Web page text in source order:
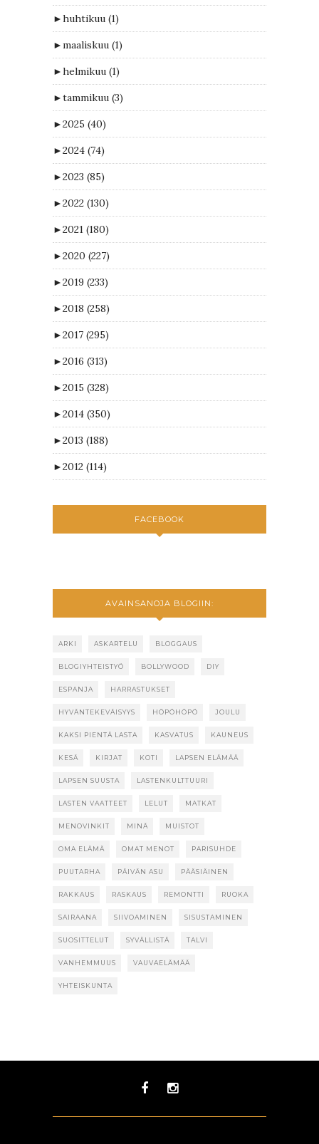
►huhtikuu (1)
►maaliskuu (1)
►helmikuu (1)
►tammikuu (3)
►2025 (40)
►2024 (74)
►2023 (85)
►2022 (130)
►2021 (180)
►2020 (227)
►2019 (233)
►2018 (258)
►2017 (295)
►2016 (313)
►2015 (328)
►2014 (350)
►2013 (188)
►2012 (114)
FACEBOOK
AVAINSANOJA BLOGIIN:
ARKI ASKARTELU BLOGGAUS
BLOGIYHTEISTYÖ BOLLYWOOD DIY
ESPANJA HARRASTUKSET
HYVÄNTEKEVÄISYYS HÖPÖHÖPÖ JOULU
KAKSI PIENTÄ LASTA KASVATUS KAUNEUS
KESÄ KIRJAT KOTI LAPSEN ELÄMÄÄ
LAPSEN SUUSTA LASTENKULTTUURI
LASTEN VAATTEET LELUT MATKAT
MENOVINKIT MINÄ MUISTOT
OMA ELÄMÄ OMAT MENOT PARISUHDE
PUUTARHA PÄIVÄN ASU PÄÄSIÄINEN
RAKKAUS RASKAUS REMONTTI RUOKA
SAIRAANA SIIVOAMINEN SISUSTAMINEN
SUOSITTELUT SYVÄLLISTÄ TALVI
VANHEMMUUS VAUVAELÄMÄÄ
YHTEISKUNTA